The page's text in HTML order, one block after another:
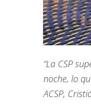
“La CSP
noche, lo
ACSP,